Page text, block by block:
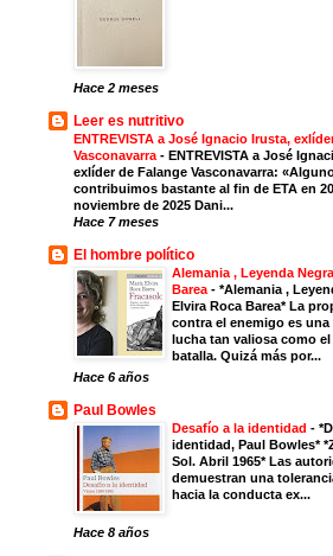
Hace 2 meses
Leer es nutritivo
ENTREVISTA a José Ignacio Irusta,
Vasconavarra - ENTREVISTA a José
exlíder de Falange Vasconavarra:
contribuimos bastante al fin de ETA en
noviembre de 2025 Dani...
Hace 7 meses
El hombre político
Alemania , Leyenda
Barea - *Alemania ,
Elvira Roca Barea* La
contra el enemigo es una
lucha tan valiosa como
batalla. Quizá más por...
Hace 6 años
Paul Bowles
Desafío a la identidad -
identidad, Paul Bowles*
Sol. Abril 1965* Las
demuestran una
hacia la conducta ex...
Hace 8 años